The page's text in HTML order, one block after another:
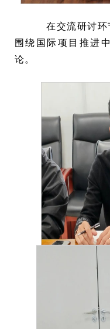
在交流研讨环
围绕国际项目推进
论。